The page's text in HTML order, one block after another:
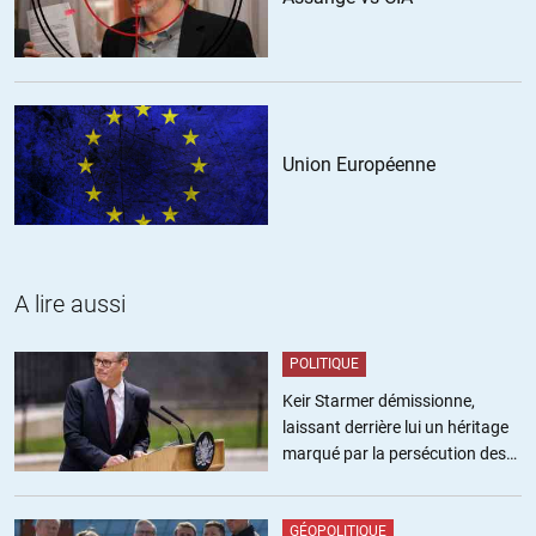
+29 ALERTER
Totoleon//30.12.2019 à 18h24
Cette citation est probablement un remake . »Une pseudo
journaliste avait dit …: “Ce n’est pas ma question”. Et ce dernier… a
Georges MARCHAIS lui donnait la réplique
+4 ALERTER
//30.12.2019 à 21h20
« Dans la version originale » ce n’était pas Elkabbach mais Alain
ALERTER
Union Européenne
A lire aussi
POLITIQUE
Keir Starmer démissionne,
laissant derrière lui un héritage
marqué par la persécution des
GÉOPOLITIQUE